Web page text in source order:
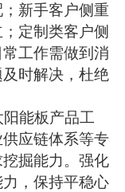
新手客户侧重
定制类客户侧
工作需做到消
时解决，杜绝
阳能板产品工
应链体系等专
掘能力。强化
，保持平稳心